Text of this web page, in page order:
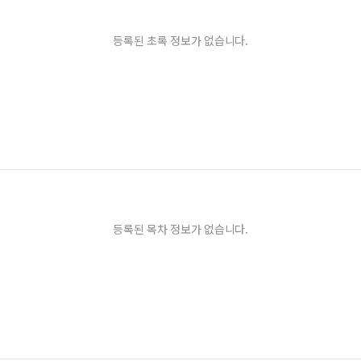
등록된 초록 정보가 없습니다.
등록된 목차 정보가 없습니다.